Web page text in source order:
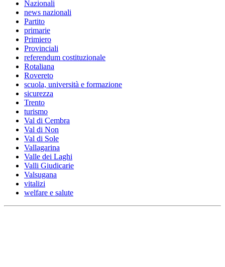
Nazionali
news nazionali
Partito
primarie
Primiero
Provinciali
referendum costituzionale
Rotaliana
Rovereto
scuola, università e formazione
sicurezza
Trento
turismo
Val di Cembra
Val di Non
Val di Sole
Vallagarina
Valle dei Laghi
Valli Giudicarie
Valsugana
vitalizi
welfare e salute